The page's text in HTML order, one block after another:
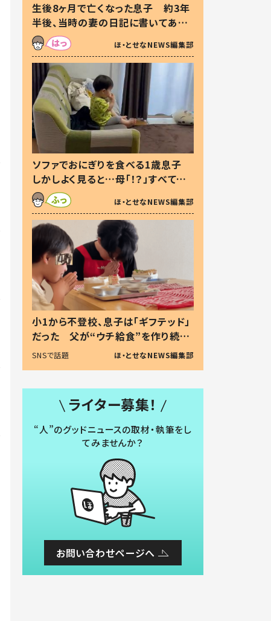
生後8ヶ月で亡くなった息子 約3年
半後、当時の妻の日記に書いてあっ
た本音とは
ほ・とせなNEWS編集部
ソファでおにぎりを食べる1歳息子
しかしよく見ると…母「！？」すべてを
察した母の投稿に「可愛いから許
す！」「現行犯〜」
ほ・とせなNEWS編集部
小1から不登校、息子は「ギフテッド」
だった 父が“ウチ給食”を作り続け
る理由とは #令和の親 #令和の子
SNSで話題 ほ・とせなNEWS編集部
ライター募集！
“人”のグッドニュースの取材・執筆をし
てみませんか？
お問い合わせページへ